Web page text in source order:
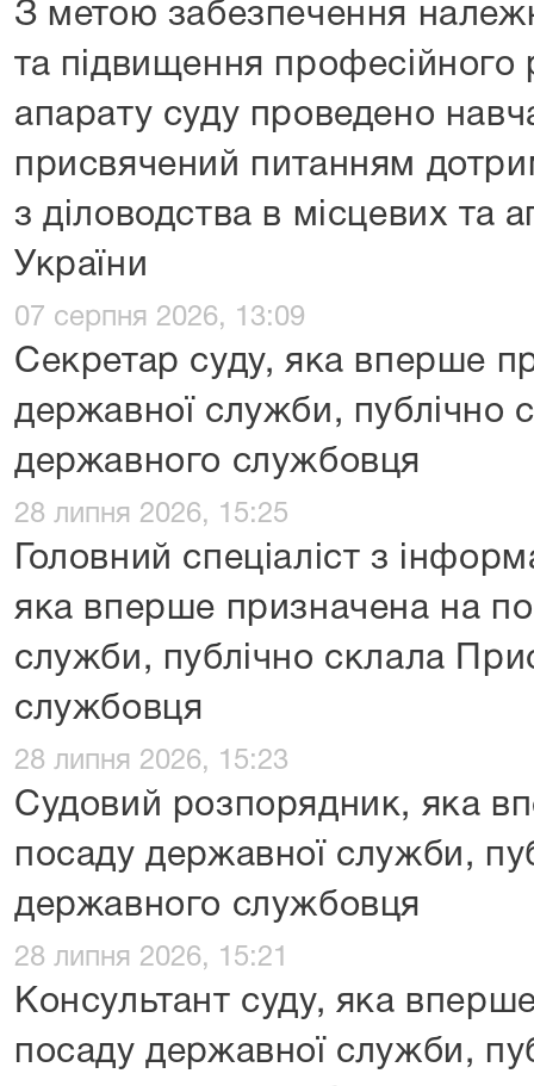
З метою забезпечення
та підвищення професійного
апарату суду проведено
присвячений питанням
з діловодства в місцевих та
України
07 серпня 2026, 13:09
Секретар суду, яка вперше
державної служби, публічно
державного службовця
28 липня 2026, 15:25
Головний спеціаліст з
яка вперше призначена на
служби, публічно склала
службовця
28 липня 2026, 15:23
Судовий розпорядник, яка
посаду державної служби,
державного службовця
28 липня 2026, 15:21
Консультант суду, яка
посаду державної служби,